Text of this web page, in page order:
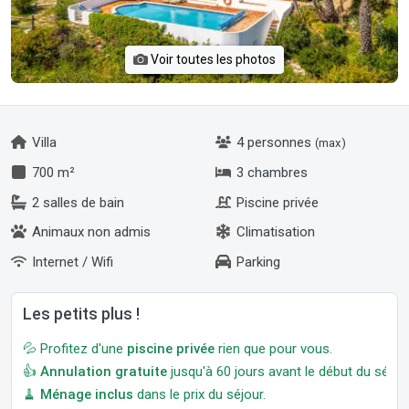
Voir toutes les photos
Villa 4 personnes (max)
700 m²
3 chambres
2 salles de bain
Piscine privée
Animaux non admis
Climatisation
Internet / Wifi
Parking
Les petits plus !
💦 Profitez d'une piscine privée rien que pour vous.
👍 Annulation gratuite jusqu'à 60 jours avant le début du
🧹 Ménage inclus dans le prix du séjour.